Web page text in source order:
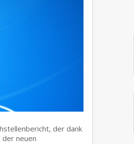
der dank
neuen